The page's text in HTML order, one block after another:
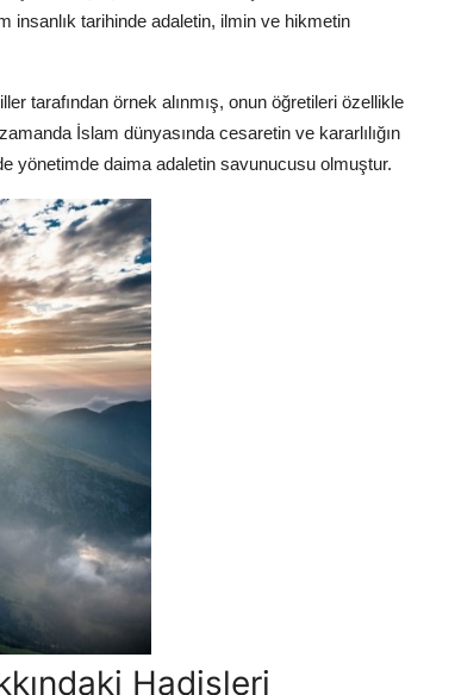
insanlık tarihinde adaletin, ilmin ve hikmetin
tarafından örnek alınmış, onun öğretileri özellikle
İslam dünyasında cesaretin ve kararlılığın
yönetimde daima adaletin savunucusu olmuştur.
Hadisleri